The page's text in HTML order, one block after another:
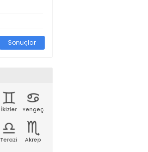
Sonuçlar
İkizler Yengeç
Terazi Akrep